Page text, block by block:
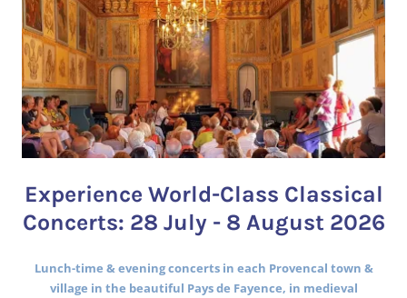
Experience World-Class Classical
Concerts: 28 July - 8 August 2026
Lunch-time & evening concerts in each Provencal town &
village in the beautiful Pays de Fayence, in medieval